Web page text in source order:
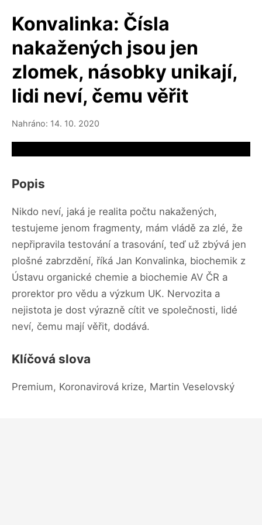
Konvalinka: Čísla
nakažených jsou jen
zlomek, násobky unikají,
lidi neví, čemu věřit
Nahráno: 14. 10. 2020
Popis
Nikdo neví, jaká je realita počtu nakažených,
testujeme jenom fragmenty, mám vládě za zlé, že
nepřipravila testování a trasování, teď už zbývá jen
plošné zabrzdění, říká Jan Konvalinka, biochemik z
Ústavu organické chemie a biochemie AV ČR a
prorektor pro vědu a výzkum UK. Nervozita a
nejistota je dost výrazně cítit ve společnosti, lidé
neví, čemu mají věřit, dodává.
Klíčová slova
Premium, Koronavirová krize, Martin Veselovský